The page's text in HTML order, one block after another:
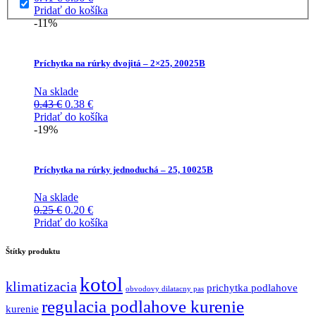
cena
bola:
cena
je:
Pridať do košíka
-11%
Príchytka na rúrky dvojitá – 2×25, 20025B
Na sklade
0.43€ Pôvodná
cena
0.38 €Aktuálna
cena
Pridať do košíka
-19%
Príchytka na rúrky jednoduchá – 25, 10025B
Na sklade
0.25€ Pôvodná
cena
0.20 €Aktuálna
cena
Pridať do košíka
Štítky produktu
klimatizacia kotol obvodovy dilatacny pas prichytka podlahove
kurenie regulacia podlahove kurenie